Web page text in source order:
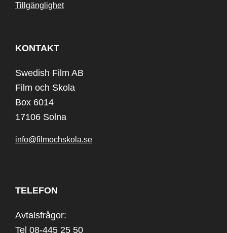
Tillgänglighet
KONTAKT
Swedish Film AB
Film och Skola
Box 6014
17106 Solna
info@filmochskola.se
TELEFON
Avtalsfrågor:
Tel 08-445 25 50